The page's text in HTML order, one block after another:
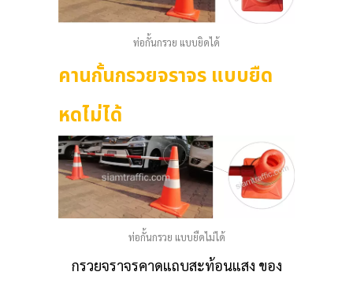
ท่อกั้นกรวย แบบยิดได้
คานกั้นกรวยจราจร แบบยืด
หดไม่ได้
ท่อกั้นกรวย แบบยืดไม่ได้
กรวยจราจรคาดแถบสะท้อนแสง ของ